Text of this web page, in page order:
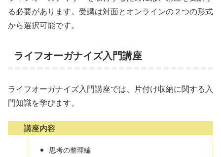
る必要があります。受講は対面とオンラインの２つの形式
から選択可能です。
ライフオーガナイズ入門講座
ライフオーガナイズ入門講座では、片付け収納に関する入
門知識を学びます。
講座内容
思考の整理編